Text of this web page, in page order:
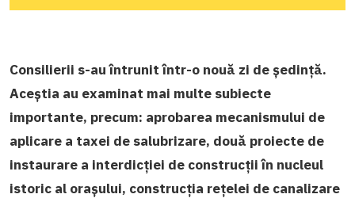
Consilierii s-au întrunit într-o nouă zi de ședință.
Aceștia au examinat mai multe subiecte
importante, precum: aprobarea mecanismului de
aplicare a taxei de salubrizare, două proiecte de
instaurare a interdicției de construcții în nucleul
istoric al orașului, construcția rețelei de canalizare